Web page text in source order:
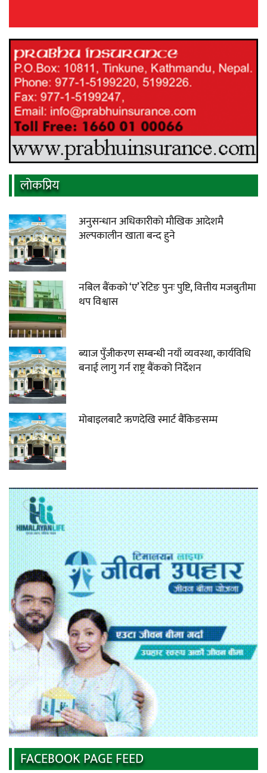
लाेकप्रिय
अनुसन्धान अधिकारीकाे माैखिक आदेशमै
अल्पकालीन खाता बन्द हुने
नबिल बैंकको ‘ए’ रेटिङ पुनः पुष्टि, वित्तीय मजबुतीमा
थप विश्वास
ब्याज पुँजीकरण सम्बन्धी नयाँ व्यवस्था, कार्यविधि
बनाई लागु गर्न राष्ट्र बैंकको निर्देशन
मोबाइलबाटै ऋणदेखि स्मार्ट बैंकिङसम्म
FACEBOOK PAGE FEED